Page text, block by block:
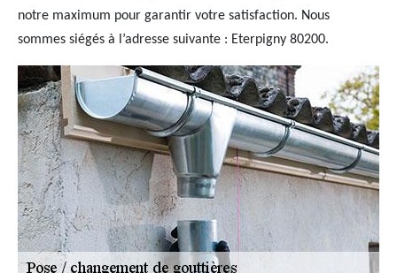
notre maximum pour garantir votre satisfaction. Nous
sommes siégés à l’adresse suivante : Eterpigny 80200.